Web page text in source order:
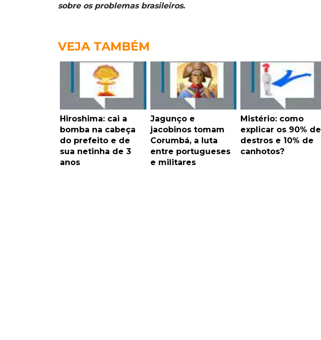
sobre os problemas brasileiros.
VEJA TAMBÉM
Hiroshima: cai a
bomba na cabeça
do prefeito e de
sua netinha de 3
anos
Jagunço e
jacobinos tomam
Corumbá, a luta
entre portugueses
e militares
Mistério: como
explicar os 90% de
destros e 10% de
canhotos?